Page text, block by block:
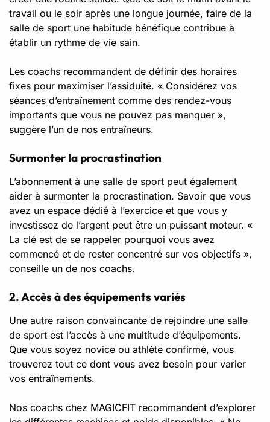
travail ou le soir après une longue journée, faire de la
salle de sport une habitude bénéfique contribue à
établir un rythme de vie sain.
Les coachs recommandent de définir des horaires
fixes pour maximiser l’assiduité. « Considérez vos
séances d’entraînement comme des rendez-vous
importants que vous ne pouvez pas manquer »,
suggère l’un de nos entraîneurs.
Surmonter la procrastination
L’abonnement à une salle de sport peut également
aider à surmonter la procrastination. Savoir que vous
avez un espace dédié à l’exercice et que vous y
investissez de l’argent peut être un puissant moteur. «
La clé est de se rappeler pourquoi vous avez
commencé et de rester concentré sur vos objectifs »,
conseille un de nos coachs.
2. Accès à des équipements variés
Une autre raison convaincante de rejoindre une salle
de sport est l’accès à une multitude d’équipements.
Que vous soyez novice ou athlète confirmé, vous
trouverez tout ce dont vous avez besoin pour varier
vos entraînements.
Nos coachs chez MAGICFIT recommandent d’explorer